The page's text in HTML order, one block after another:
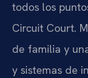
todos los
Circuit Court.
de familia y
y sistemas de